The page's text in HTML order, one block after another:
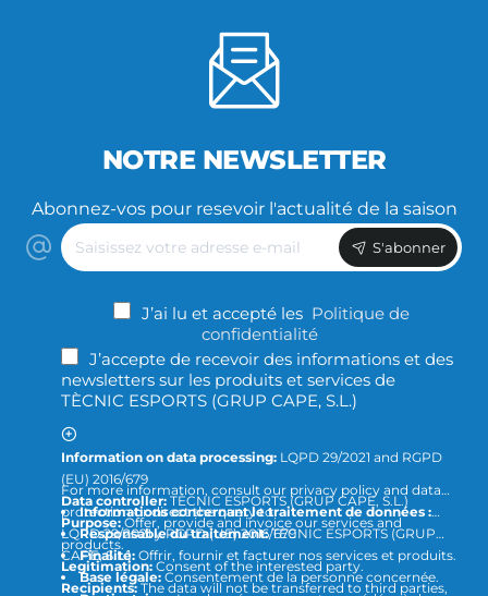
NOTRE NEWSLETTER
Abonnez-vos pour resevoir l'actualité de la saison
Saisissez
votre
adresse
S'abonner
J’ai lu et accepté les Politique de
confidentialité
J’accepte de recevoir des informations et des
newsletters sur les produits et services de
TÈCNIC ESPORTS (GRUP CAPE, S.L.)
Information on data processing: LQPD 29/2021 and RGPD
(EU) 2016/679
Data controller: TÈCNIC ESPORTS (GRUP CAPE, S.L.)
Purpose: Offer, provide and invoice our services and
products.
Legitimation: Consent of the interested party.
Recipients: The data will not be transferred to third parties,
For more information, consult our privacy policy and data
protection or direct the query to
Informations concernant le traitement de données :
LQPD 29/2021 y RGPD (UE) 2016/679
Responsable du traitement:TÈCNIC ESPORTS (GRUP
CAPE, S.L.)
Finalité: Offrir, fournir et facturer nos services et produits.
Base légale: Consentement de la personne concernée.